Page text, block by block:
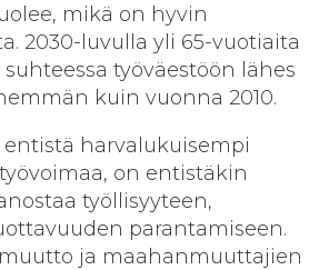
mikä on hyvin
2030-luvulla yli 65-vuotiaita
työväestöön lähes
kuin vuonna 2010.
entistä harvalukuisempi
on entistäkin
työllisyyteen,
parantamiseen.
ja maahanmuuttajien